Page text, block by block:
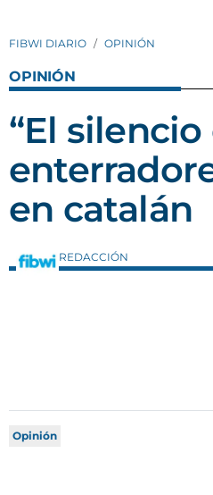
FIBWI DIARIO OPINIÓN
OPINIÓN
“El
en catalán
REDACCIÓN
Opinión